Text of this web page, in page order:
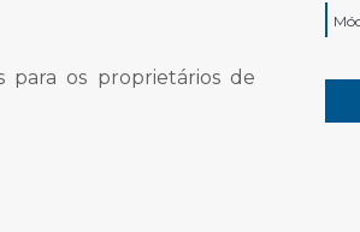
para os proprietários de